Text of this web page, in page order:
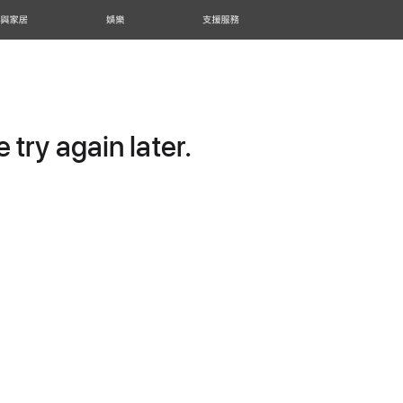
家居 娛樂 支援服務
try again later.